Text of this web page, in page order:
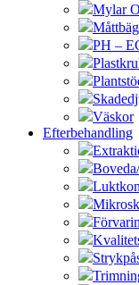
Mylar
PH –
Väskor
Efterbehandling